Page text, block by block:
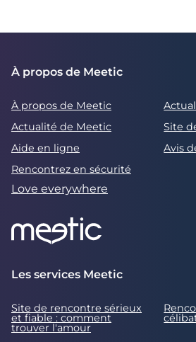
À propos de Meetic
À propos de Meetic
Actualité de Meetic
Site
Aide en ligne
Avis
Rencontrez en sécurité
Love everywhere
Les services Meetic
Site de rencontre sérieux
et fiable : comment
trouver l'amour